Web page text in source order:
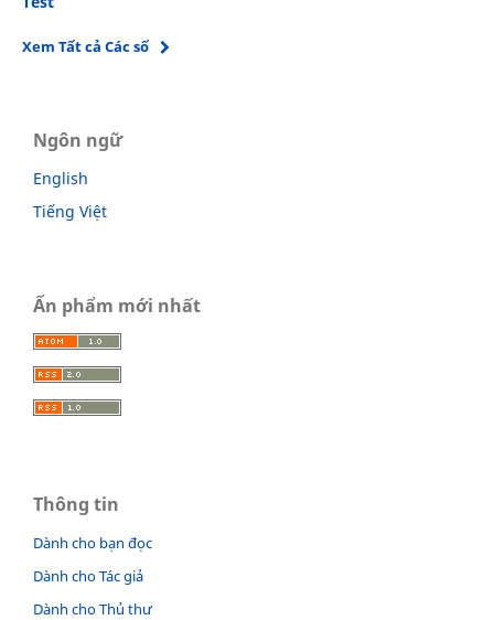
Xem Tất cả Các số
Ngôn ngữ
English
Tiếng Việt
Ấn phẩm mới nhất
Thông tin
Dành cho bạn đọc
Dành cho Tác giả
Dành cho Thủ thư